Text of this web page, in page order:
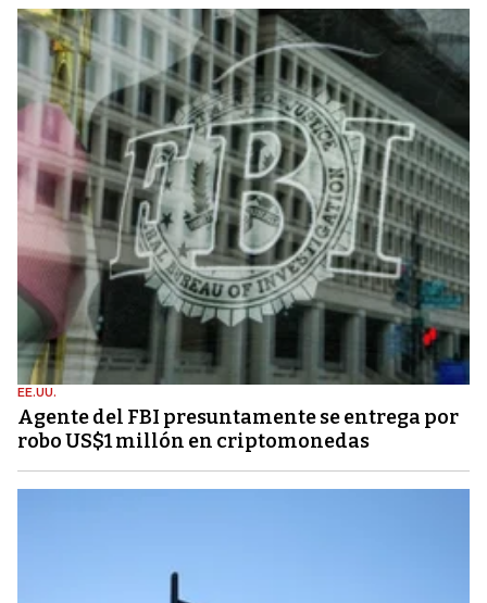
EE.UU.
Agente del FBI presuntamente se entrega por
robo US$1 millón en criptomonedas